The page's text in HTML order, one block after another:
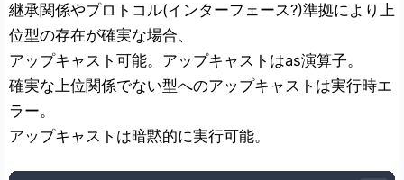
継承関係やプロトコル(インターフェース?)準拠により上
位型の存在が確実な場合、
アップキャスト可能。アップキャストはas演算子。
確実な上位関係でない型へのアップキャストは実行時エ
ラー。
アップキャストは暗黙的に実行可能。